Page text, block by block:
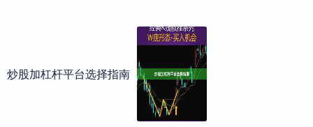
炒股加杠杆平台选择指南